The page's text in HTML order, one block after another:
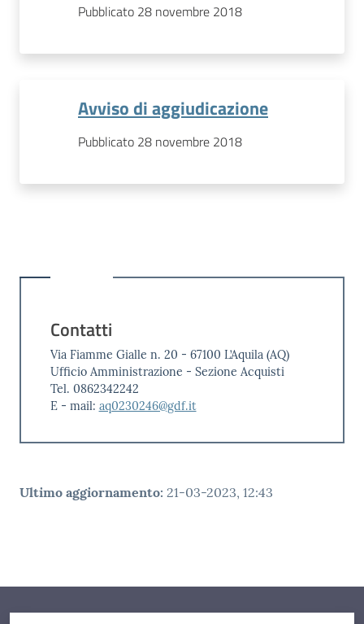
Pubblicato 28 novembre 2018
Avviso di aggiudicazione
Pubblicato 28 novembre 2018
Contatti
Via Fiamme Gialle n. 20 - 67100 L’Aquila (AQ)
Ufficio Amministrazione - Sezione Acquisti
Tel. 0862342242
E - mail: aq0230246@gdf.it
Ultimo aggiornamento: 21-03-2023, 12:43